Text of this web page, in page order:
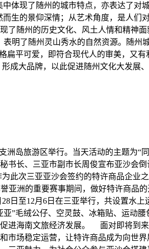
体现了随州的城市特点，亦表达了对
生的景仰深情；从艺术角度，是人们
随州的历史文化、风土人情和精神面
明了随州灵山秀水的自然资源。随州
平可爱，即符合现代人的审美，又有
成大品牌，以此促进随州文化大发展
洲岛旅游区举行。当天活动的主题为“
书长、三亚市副市长周俊宣布亚沙会倒
此次三亚亚沙会签约的特许商品企业
亚洲的重要赛事期间，做好特许商品
日至12月6日在三亚举行，共设置水上
”毛绒公仔、空灵鼓、冰箱贴、运动
进海南文旅经济发展。 面对即将到
市场稳定运营，让特许商品成为向世